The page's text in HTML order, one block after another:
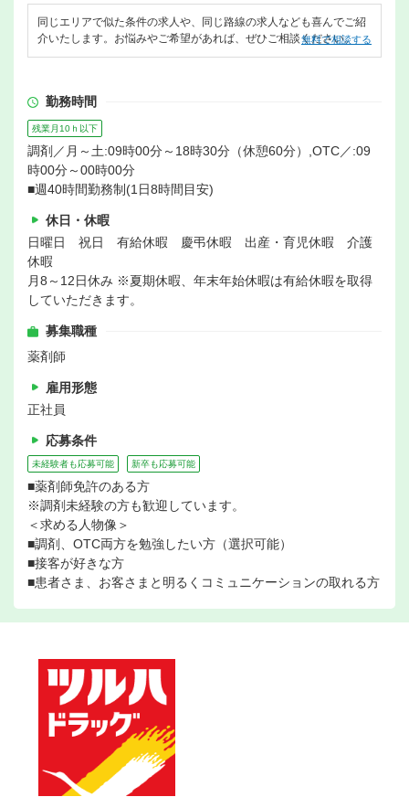
同じエリアで似た条件の求人や、同じ路線の求人なども喜んでご紹
介いたします。お悩みやご希望があれば、ぜひご相談ください。
無料で相談する
勤務時間
残業月10ｈ以下
調剤／月～土:09時00分～18時30分（休憩60分）,OTC／:09
時00分～00時00分
■週40時間勤務制(1日8時間目安)
休日・休暇
日曜日 祝日 有給休暇 慶弔休暇 出産・育児休暇 介護
休暇
月8～12日休み ※夏期休暇、年末年始休暇は有給休暇を取得
していただきます。
募集職種
薬剤師
雇用形態
正社員
応募条件
未経験者も応募可能 新卒も応募可能
■薬剤師免許のある方
※調剤未経験の方も歓迎しています。
＜求める人物像＞
■調剤、OTC両方を勉強したい方（選択可能）
■接客が好きな方
■患者さま、お客さまと明るくコミュニケーションの取れる方